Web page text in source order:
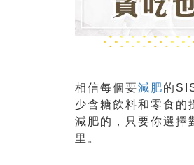
相信每個要減肥的
少含糖飲料和零食的
減肥的，只要你選擇
里。